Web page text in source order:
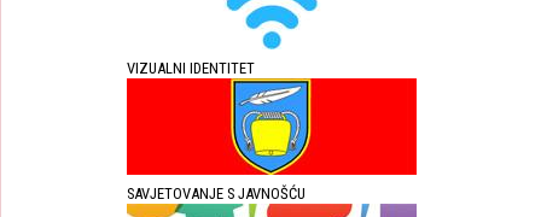
VIZUALNI IDENTITET
SAVJETOVANJE S JAVNOŠĆU